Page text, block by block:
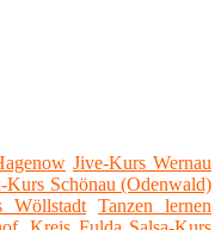
Jive-Kurs Wernau
Kurs Schönau (Odenwald)
Wöllstadt Tanzen lernen